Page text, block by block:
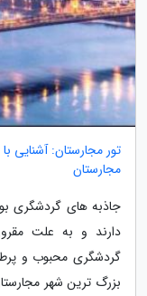
تور مجارستان: آشنایی
مجارستان
جاذبه های گردشگری
دارند و به علت
گردشگری محبوب و
بزرگ ترین شهر